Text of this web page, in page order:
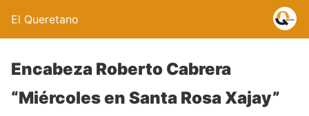
El Queretano
Encabeza Roberto Cabrera
“Miércoles en Santa Rosa Xajay”